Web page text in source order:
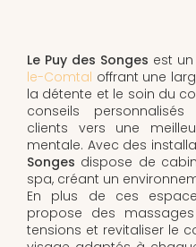
Le Puy des Songes est un
le-Comtal offrant une
la détente et le soin du
conseils
clients vers une
mentale. Avec des
Songes dispose de
spa, créant un
En plus de ces
propose des
tensions et revitaliser le